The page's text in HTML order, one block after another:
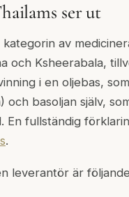
ser ut
kategorin av
och Ksheerabala,
i en oljebas,
och basoljan själv,
fullständig
.
leverantör är